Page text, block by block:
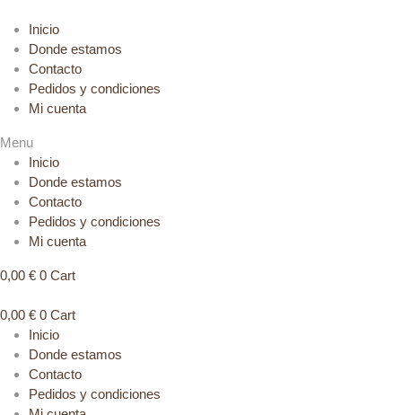
Inicio
Donde estamos
Contacto
Pedidos y condiciones
Mi cuenta
Menu
Inicio
Donde estamos
Contacto
Pedidos y condiciones
Mi cuenta
0,00 € 0 Cart
0,00 € 0 Cart
Inicio
Donde estamos
Contacto
Pedidos y condiciones